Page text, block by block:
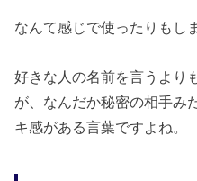
なんて感じで使ったりもし
好きな人の名前を言うより
が、なんだか秘密の相手み
キ感がある言葉ですよね。